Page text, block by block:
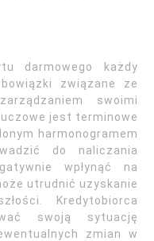
darmowego każdy
związane ze
swoimi
jest terminowe
harmonogramem
do naliczania
wpłynąć na
utrudnić uzyskanie
Kredytobiorca
swoją sytuację
zmian w